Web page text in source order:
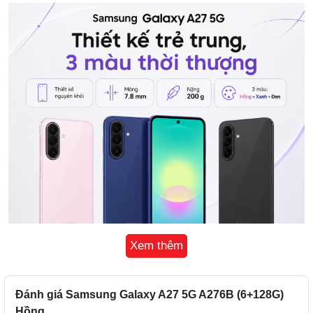
Xem thêm
Đánh giá Samsung Galaxy A27 5G A276B (6+128G)